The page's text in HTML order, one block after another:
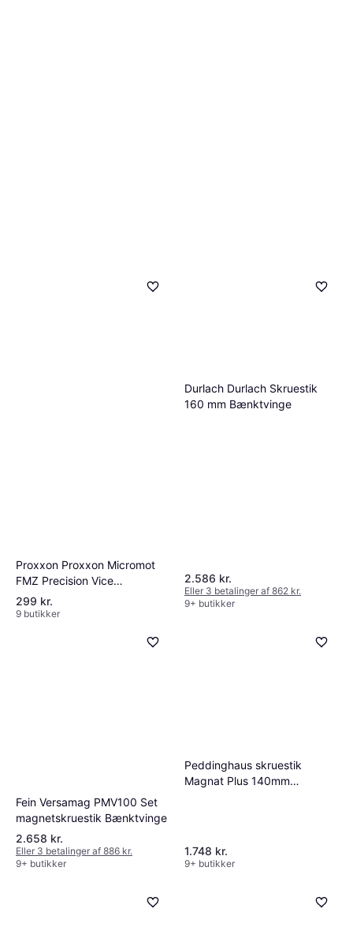
Proxxon Proxxon Micromot
FMZ Precision Vice
Bænktvinge
299 kr.
9 butikker
Durlach Durlach Skruestik
160 mm Bænktvinge
2.586 kr.
Eller 3 betalinger af 862 kr.
9+ butikker
Fein Versamag PMV100 Set
magnetskruestik Bænktvinge
2.658 kr.
Eller 3 betalinger af 886 kr.
9+ butikker
Peddinghaus skruestik
Magnat Plus 140mm
1.748 kr.
9+ butikker